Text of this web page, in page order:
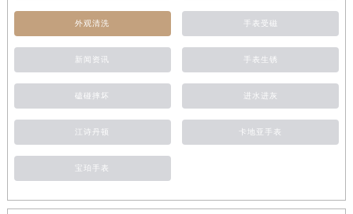
外观清洗 手表受磁
新闻资讯 手表生锈
磕碰摔坏 进水进灰
江诗丹顿 卡地亚手表
宝珀手表